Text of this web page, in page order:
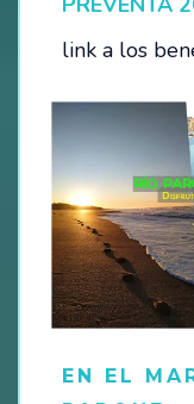
OTROS EVENTOS
NOTICIAS
SÉ PARTE DE
VACANTES
link a los
EN EL